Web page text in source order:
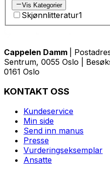
Vis Kategorier
Skjønnlitteratur1
Cappelen Damm
|
Sentrum, 0055 Oslo |
0161 Oslo
KONTAKT OSS
Kundeservice
Min side
Send inn manus
Presse
Vurderingseksemplar
Ansatte